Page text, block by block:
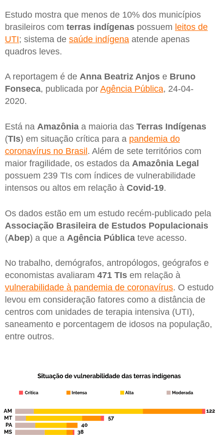
Estudo mostra que menos de 10% dos municípios
brasileiros com terras indígenas possuem leitos de
UTI; sistema de saúde indígena atende apenas
quadros leves.
A reportagem é de Anna Beatriz Anjos e Bruno
Fonseca, publicada por Agência Pública, 24-04-
2020.
Está na Amazônia a maioria das Terras Indígenas
(TIs) em situação crítica para a pandemia do
coronavírus no Brasil. Além de sete territórios com
maior fragilidade, os estados da Amazônia Legal
possuem 239 TIs com índices de vulnerabilidade
intensos ou altos em relação à Covid-19.
Os dados estão em um estudo recém-publicado pela
Associação Brasileira de Estudos Populacionais
(Abep) a que a Agência Pública teve acesso.
No trabalho, demógrafos, antropólogos, geógrafos e
economistas avaliaram 471 TIs em relação à
vulnerabilidade à pandemia de coronavírus. O estudo
levou em consideração fatores como a distância de
centros com unidades de terapia intensiva (UTI),
saneamento e porcentagem de idosos na população,
entre outros.